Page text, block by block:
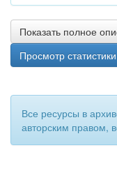
Показать полное
Просмотр статистики
Все ресурсы в
авторским правом,